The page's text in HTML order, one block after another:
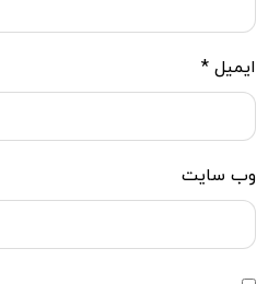
ایمیل*
وب‌ سایت